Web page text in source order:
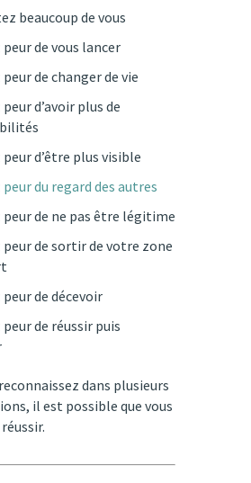
beaucoup de vous
peur de vous lancer
peur de changer de vie
d’avoir plus de
peur d’être plus visible
peur du regard des autres
peur de ne pas être légitime
peur de sortir de votre zone
peur de décevoir
peur de réussir puis
dans plusieurs
il est possible que vous